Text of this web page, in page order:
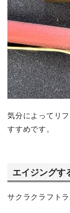
気分によってリ
すすめです。
エイジングす
サクラクラフト